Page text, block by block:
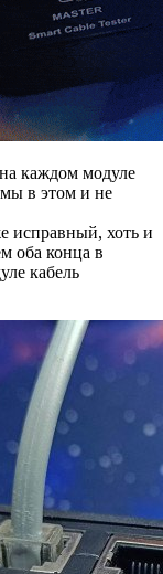
каждом модуле
в этом и не
исправный, хоть и
оба конца в
кабель